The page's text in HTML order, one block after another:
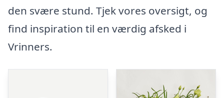
den svære stund. Tjek vores oversigt, og
find inspiration til en værdig afsked i
Vrinners.